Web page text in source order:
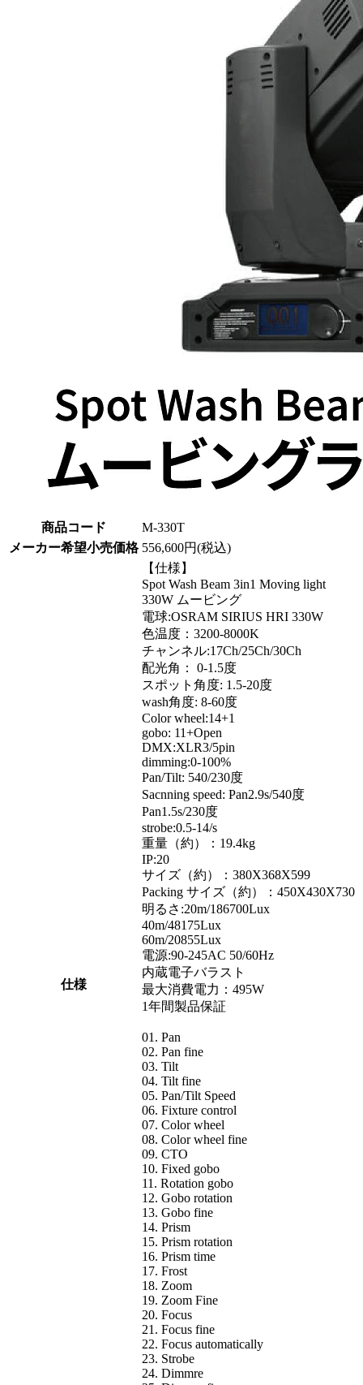
商品コード
M-330T
メーカー希望小売価格 556,600円(税込)
仕様
【仕様】
Spot Wash Beam 3in1 Moving light
330W ムービング
電球:OSRAM SIRIUS HRI 330W
色温度：3200-8000K
チャンネル:17Ch/25Ch/30Ch
配光角： 0-1.5度
スポット角度: 1.5-20度
wash角度: 8-60度
Color wheel:14+1
gobo: 11+Open
DMX:XLR3/5pin
dimming:0-100%
Pan/Tilt: 540/230度
Sacnning speed: Pan2.9s/540度
Pan1.5s/230度
strobe:0.5-14/s
重量（約）：19.4kg
IP:20
サイズ（約）：380X368X599
Packing サイズ（約）：450X430X730
明るさ:20m/186700Lux
40m/48175Lux
60m/20855Lux
電源:90-245AC 50/60Hz
内蔵電子バラスト
最大消費電力：495W
1年間製品保証
01. Pan
02. Pan fine
03. Tilt
04. Tilt fine
05. Pan/Tilt Speed
06. Fixture control
07. Color wheel
08. Color wheel fine
09. CTO
10. Fixed gobo
11. Rotation gobo
12. Gobo rotation
13. Gobo fine
14. Prism
15. Prism rotation
16. Prism time
17. Frost
18. Zoom
19. Zoom Fine
20. Focus
21. Focus fine
22. Focus automatically
23. Strobe
24. Dimmre